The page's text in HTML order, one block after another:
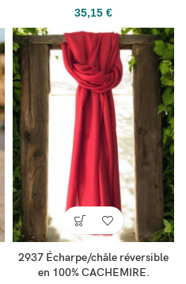
35,15 €
2937 Écharpe/châle réversible
en 100% CACHEMIRE.